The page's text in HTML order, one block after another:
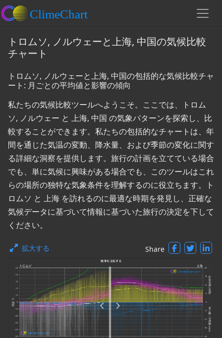
トロムソ, ノルウェーと上海, 中国の気候比較
チャート
トロムソ, ノルウェーと上海, 中国の包括的な気候比較チャ
ート: 月ごとの平均値と影響の傾向
私たちの気候比較ツールへようこそ。ここでは、トロム
ソ, ノルウェー と 上海, 中国 の気象パターンを探索し、比
較することができます。私たちの包括的なチャートは、年
間を通じた気温の変動、降水量、および季節の変化に関す
る詳細な洞察を提供します。旅行の計画を立てている場合
でも、単に気候に興味がある場合でも、このツールはこれ
らの場所の独特な気象条件を理解するのに役立ちます。ト
ロムソ と 上海 を訪れるのに最適な時期を発見し、正確な
気候データに基づいて情報に基づいた旅行の決定を下して
ください。
拡大する Share